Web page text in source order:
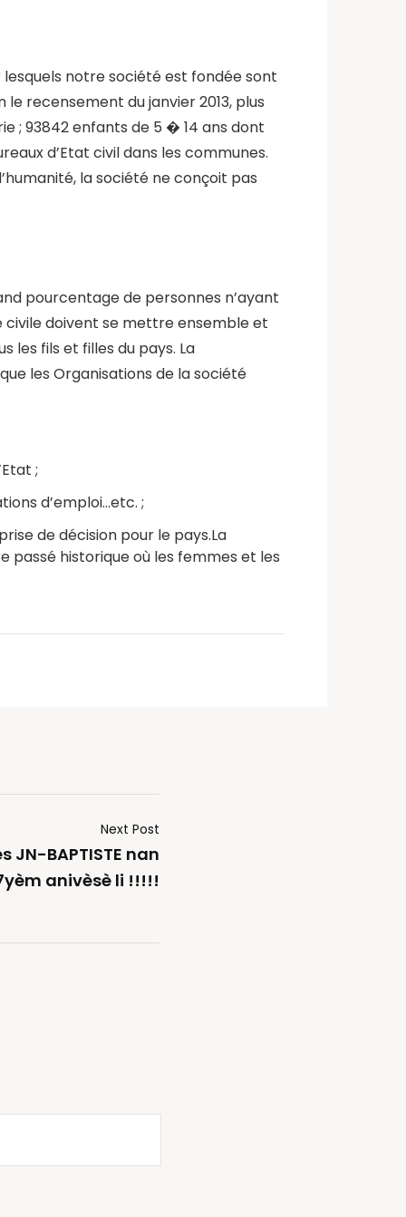
notre société est fondée sont
recensement du janvier 2013, plus
; 93842 enfants de 5 � 14 ans dont
d’Etat civil dans les communes.
la société ne conçoit pas
pourcentage de personnes n’ayant
civile doivent se mettre ensemble et
fils et filles du pays. La
les Organisations de la société
;
d’emploi…etc. ;
de décision pour le pays.La
historique où les femmes et les
Next Post
JN-BAPTISTE nan
anivèsè li !!!!!